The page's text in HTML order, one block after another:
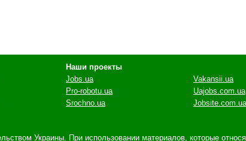
Наши проекты
Jobs.ua
Pro-robotu.ua
Srochno.ua
Vakansii.ua
Uajobs.com.ua
Jobsite.com.ua
Украины. При использовании материалов, которые